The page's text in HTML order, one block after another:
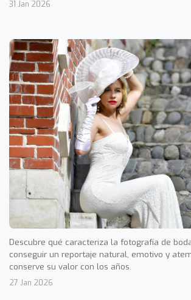
31 Jan 2026
Descubre qué caracteriza la fotografía de
conseguir un reportaje natural, emotivo y
conserve su valor con los años.
27 Jan 2026